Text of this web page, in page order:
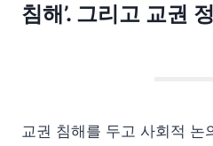
침해’. 그리고 교권
교권 침해를 두고 사회적 논